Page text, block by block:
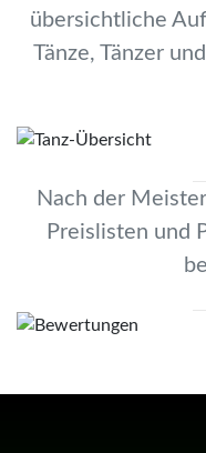
übersichtliche
Tänze, Tänzer
Nach der
Preislisten und